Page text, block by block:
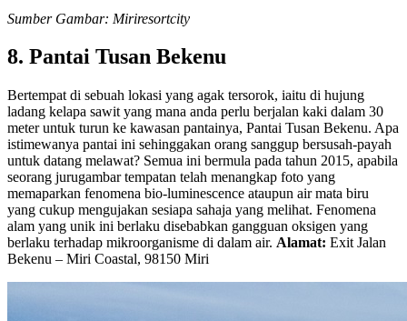
Sumber Gambar: Miriresortcity
8. Pantai Tusan Bekenu
Bertempat di sebuah lokasi yang agak tersorok, iaitu di hujung
ladang kelapa sawit yang mana anda perlu berjalan kaki dalam 30
meter untuk turun ke kawasan pantainya, Pantai Tusan Bekenu. Apa
istimewanya pantai ini sehinggakan orang sanggup bersusah-payah
untuk datang melawat? Semua ini bermula pada tahun 2015, apabila
seorang jurugambar tempatan telah menangkap foto yang
memaparkan fenomena bio-luminescence ataupun air mata biru
yang cukup mengujakan sesiapa sahaja yang melihat. Fenomena
alam yang unik ini berlaku disebabkan gangguan oksigen yang
berlaku terhadap mikroorganisme di dalam air. Alamat: Exit Jalan
Bekenu – Miri Coastal, 98150 Miri